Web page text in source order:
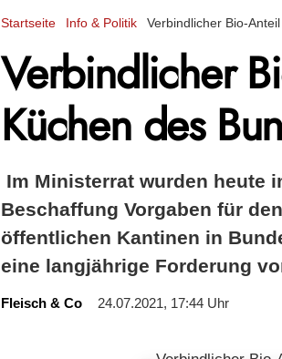
Startseite Info & Politik Verbindlicher Bio-
Verbindlicher
Küchen des
Im Ministerrat wurden heute
Beschaffung Vorgaben für
öffentlichen Kantinen in
eine langjährige Forderung
Fleisch & Co 24.07.2021, 17:44 Uhr